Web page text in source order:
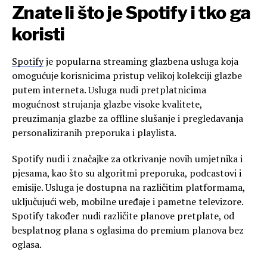
Znate li što je Spotify i tko ga
koristi
Spotifyje popularna streaming glazbena usluga koja
omogućuje korisnicima pristup velikoj kolekciji glazbe
putem interneta. Usluga nudi pretplatnicima
mogućnost strujanja glazbe visoke kvalitete,
preuzimanja glazbe za offline slušanje i pregledavanja
personaliziranih preporuka i playlista.
Spotify nudi i značajke za otkrivanje novih umjetnika i
pjesama, kao što su algoritmi preporuka, podcastovi i
emisije. Usluga je dostupna na različitim platformama,
uključujući web, mobilne uređaje i pametne televizore.
Spotify također nudi različite planove pretplate, od
besplatnog plana s oglasima do premium planova bez
oglasa.